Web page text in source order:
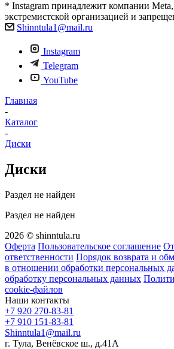
* Instagram принадлежит компании
экстремистской организацией и
Shinntula1@mail.ru
Instagram
Telegram
YouTube
Главная
-
Каталог
-
Диски
Диски
Раздел не найден
Раздел не найден
2026 © shinntula.ru
Оферта Пользовательское соглашение
ответственности Порядок возврата и
в отношении обработки персональных
обработку персональных данных
cookie-файлов
Наши контакты
+7 920 270-83-81
+7 910 151-83-81
Shinntula1@mail.ru
г. Тула, Венёвское ш., д.41А